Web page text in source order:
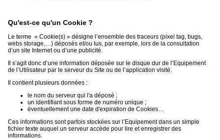
Qu'est-ce qu'un Cookie ?
Le terme « Cookie(s) » désigne l’ensemble des traceurs (pixel tag, bugs,
webs storage,…) déposés et/ou lus, par exemple, lors de la consultation
d’un site Internet ou d’une publicité.
Il s’agit donc d’une information déposée sur le disque dur de l’Equipement
de l’Utilisateur par le serveur du Site ou de l’application visité.
Il contient plusieurs données :
le nom du serveur qui l'a déposé ;
un identifiant sous forme de numéro unique ;
éventuellement une date d'expiration de Cookies…
Ces informations sont parfois stockées sur l’Equipement dans un simple
fichier texte auquel un serveur accède pour lire et enregistrer des
informations.